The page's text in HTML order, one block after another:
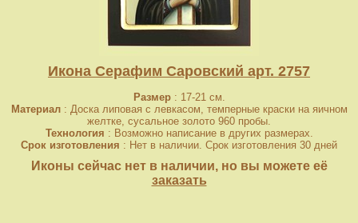
Икона Серафим Саровский арт. 2757
Размер: 17-21 см.
Материал: Доска липовая с левкасом, темперные краски на яичном
желтке, сусальное золото 960 пробы.
Технология : Возможно написание в других размерах.
Срок изготовления : Нет в наличии. Срок изготовления 30 дней
Иконы сейчас нет в наличии, но вы можете её
заказать